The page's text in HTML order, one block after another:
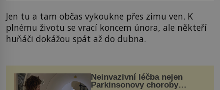
Jen tu a tam občas vykoukne přes zimu ven. K
plnému životu se vrací koncem února, ale někteří
huňáči dokážou spát až do dubna.
Neinvazivní léčba nejen
Parkinsonovy choroby